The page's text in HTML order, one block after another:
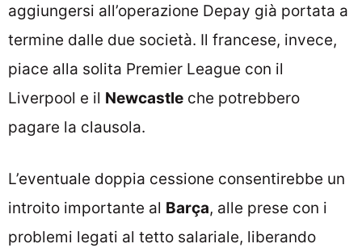
aggiungersi all’operazione Depay già portata a
termine dalle due società. Il francese, invece,
piace alla solita Premier League con il
Liverpool e il Newcastle che potrebbero
pagare la clausola.
L’eventuale doppia cessione consentirebbe un
introito importante al Barça, alle prese con i
problemi legati al tetto salariale, liberando